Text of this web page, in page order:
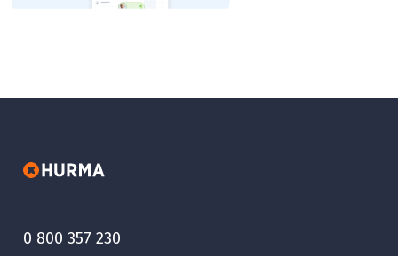
0 800 357 230